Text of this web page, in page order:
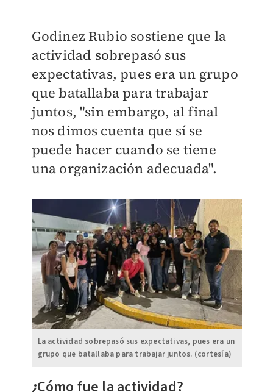
Godinez Rubio sostiene que la
actividad sobrepasó sus
expectativas, pues era un grupo
que batallaba para trabajar
juntos, "sin embargo, al final
nos dimos cuenta que sí se
puede hacer cuando se tiene
una organización adecuada".
La actividad sobrepasó sus expectativas, pues era un
grupo que batallaba para trabajar juntos. (cortesía)
¿Cómo fue la actividad?